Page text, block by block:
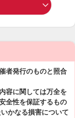
者発行のものと照合
容に関しては万全を
全性を保証するもの
かなる損害について